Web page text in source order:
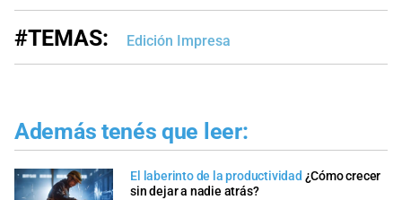
#TEMAS: Edición Impresa
Además tenés que leer:
El laberinto de la productividad ¿Cómo crecer
sin dejar a nadie atrás?